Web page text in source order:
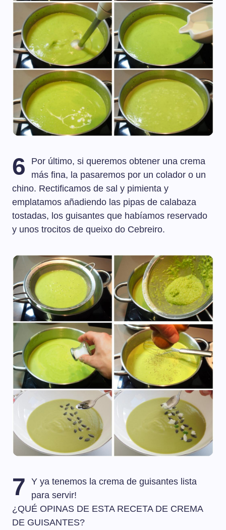
6
Por último, si queremos obtener una crema
más fina, la pasaremos por un colador o un
chino. Rectificamos de sal y pimienta y
emplatamos añadiendo las pipas de calabaza
tostadas, los guisantes que habíamos reservado
y unos trocitos de queixo do Cebreiro.
7
Y ya tenemos la crema de guisantes lista
para servir!
¿QUÉ OPINAS DE ESTA RECETA DE CREMA
DE GUISANTES?